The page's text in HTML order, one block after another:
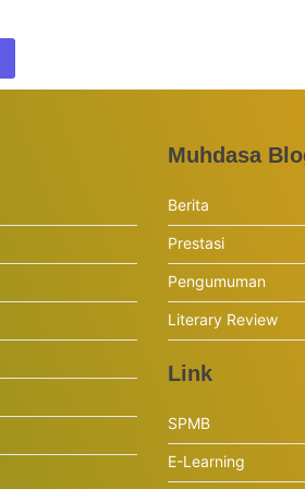
Muhdasa
Berita
Prestasi
Pengumuman
Literary Review
Link
SPMB
E-Learning